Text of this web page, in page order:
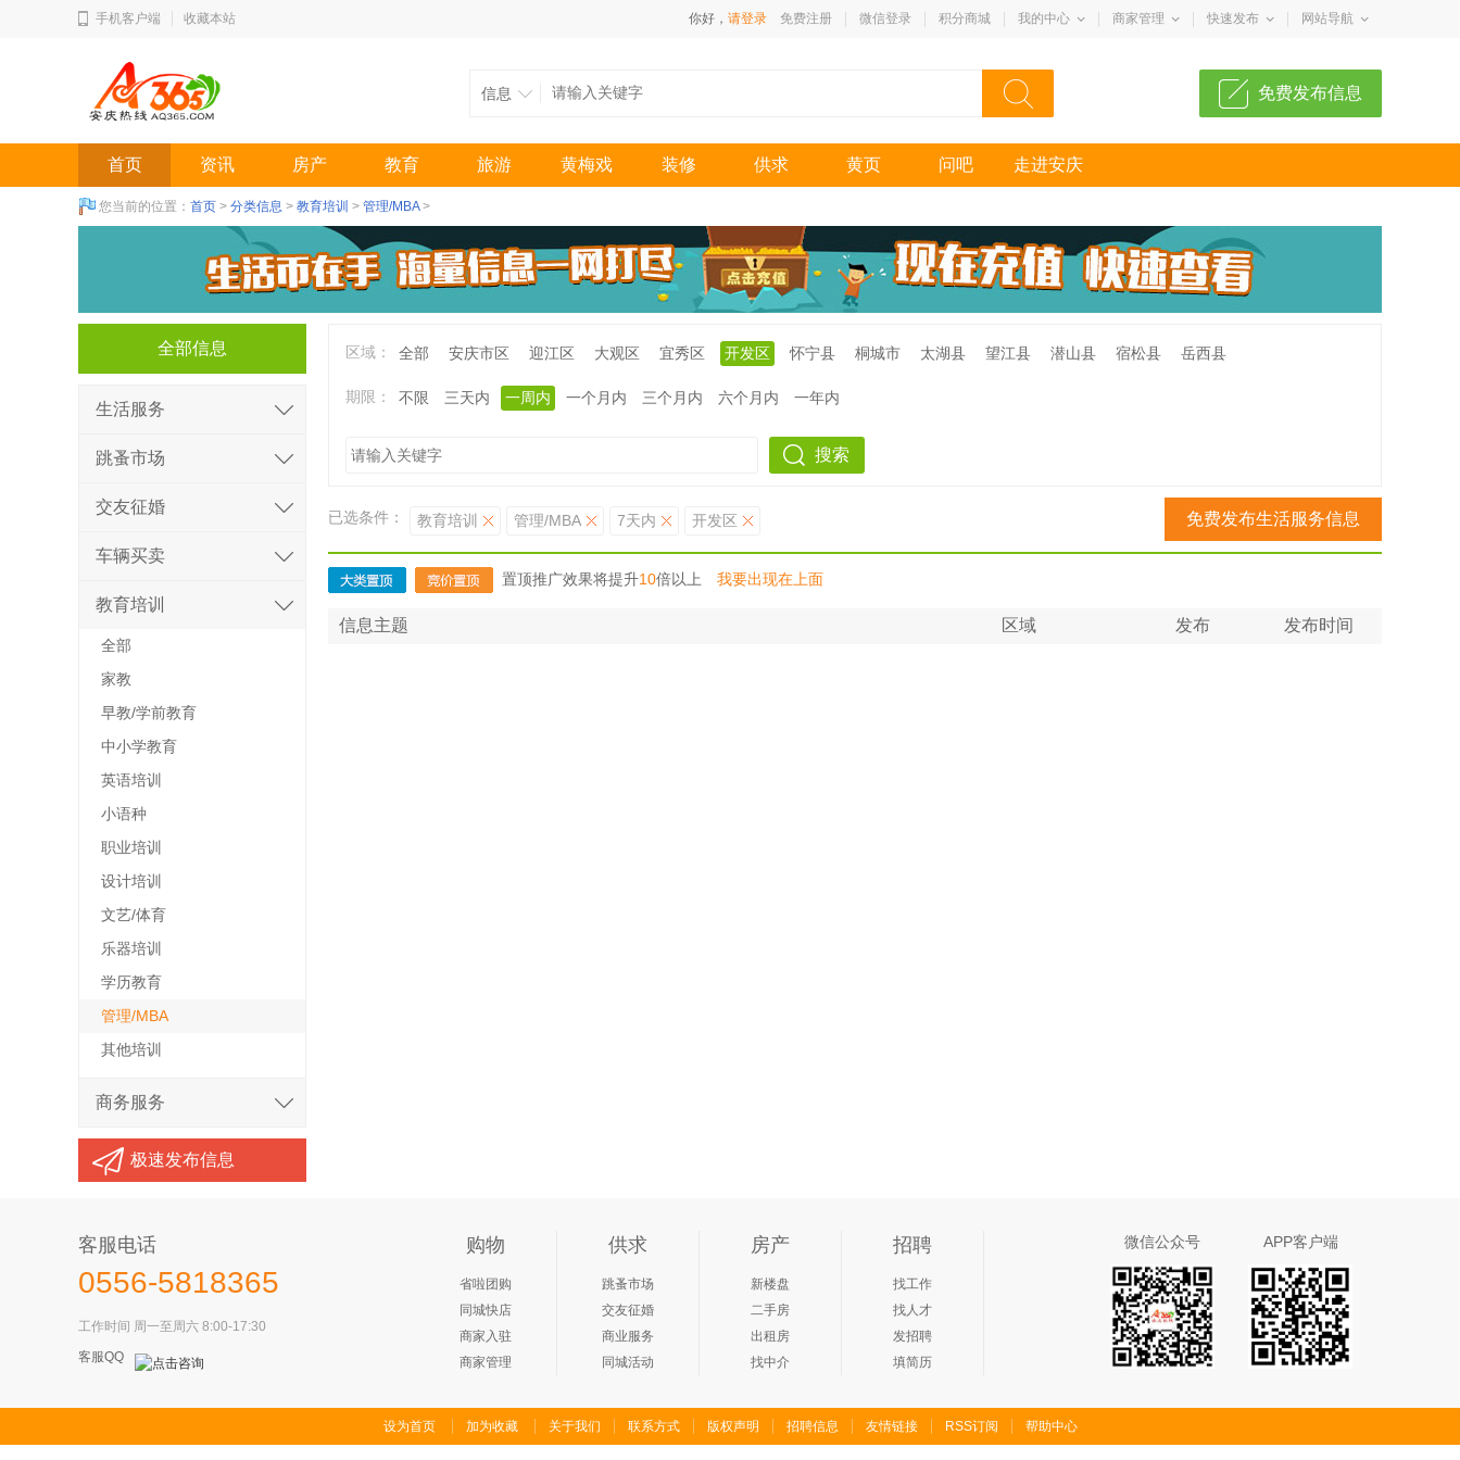
手机客户端 收藏本站 你好， 请登录 免费注册 微信登录 积分商城 我的中心 商家管理 快速发布 网站导航
信息 免费发布信息
首页 资讯 房产 教育 旅游 黄梅戏 装修 供求 黄页 问吧 走进安庆
您当前的位置： 首页 > 分类信息 > 教育培训 > 管理/MBA>
区域： 全部 安庆市区 迎江区 大观区 宜秀区 开发区 怀宁县 桐城市 太湖县 望江县 潜山县 宿松县 岳西县
期限： 不限 三天内 一周内 一个月内 三个月内 六个月内 一年内
搜索
已选条件： 教育培训 管理/MBA 7天内 开发区 免费发布生活服务信息
置顶推广效果将提升10倍以上 我要出现在上面
信息主题 区域 发布 发布时间
全部信息
生活服务
跳蚤市场
交友征婚
车辆买卖
教育培训
全部
家教
早教/学前教育
中小学教育
英语培训
小语种
职业培训
设计培训
文艺/体育
乐器培训
学历教育
管理/MBA
其他培训
商务服务
极速发布信息
客服电话
0556-5818365
工作时间 周一至周六 8:00-17:30
客服QQ
购物
省啦团购
同城快店
商家入驻
商家管理
供求
跳蚤市场
交友征婚
商业服务
同城活动
房产
新楼盘
二手房
出租房
找中介
招聘
找工作
找人才
发招聘
填简历
微信公众号 APP客户端
设为首页 加为收藏 关于我们 联系方式 版权声明 招聘信息 友情链接 RSS订阅 帮助中心